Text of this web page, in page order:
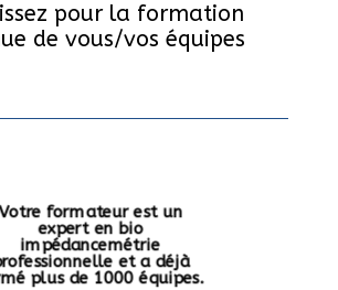
pour la formation
de vous/vos équipes
formateur est un
expert en bio
impédancemétrie
et a déjà
plus de 1000 équipes.